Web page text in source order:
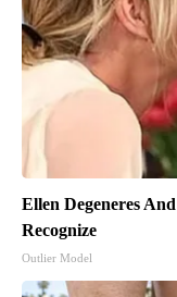
Ellen Degeneres
Recognize
Outlier Model